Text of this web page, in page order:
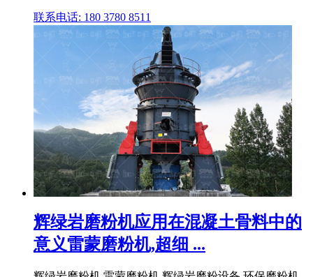
联系电话: 180 3780 8511
辉绿岩磨粉机应用在混凝土骨料中的
意义雷蒙磨粉机,超细 ...